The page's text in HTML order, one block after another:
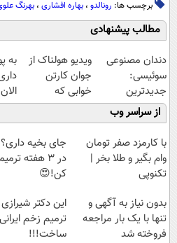
برچسب ها: رونالدو ، بهاره افشاری ، بهرنگ
مطالب پیشنهادی
دندان مصنوعی
سوئیسی:
جدیدترین
فناوری اروپا،
سبک و مقاوم |
پرداخت قسطی
ویدیو هولناک از
جوان کارتن
خوابی که
میلیاردر شد.
آموزش رایگان
به
کن
از سراسر وب
با کارمزد صفر تومان
وام بگیر و طلا بخر |
تکنوپی
جای بخیه
در 3 هفته
کن!😍
بدون نیاز به آگهی و
تنها با یک بار مراجعه
فروخته شد
این دکتر
ترمیم زخم
ساخت!!!